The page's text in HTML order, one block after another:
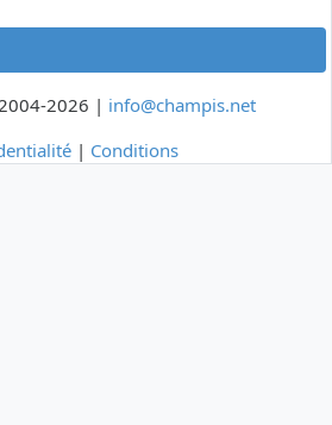
2026 | info@champis.net
| Conditions